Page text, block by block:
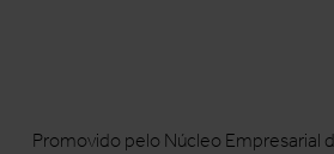
Promovido pelo Núcleo Empresarial